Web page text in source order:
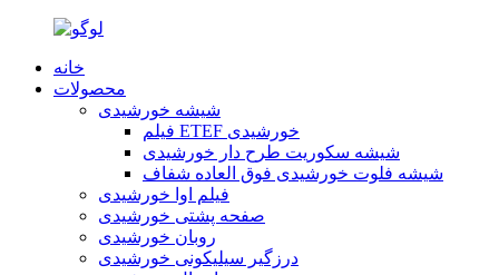
خانه
محصولات
شیشه خورشیدی
فیلم ETEF خورشیدی
شیشه سکوریت طرح دار خورشیدی
شیشه فلوت خورشیدی فوق العاده شفاف
فیلم اوا خورشیدی
صفحه پشتی خورشیدی
روبان خورشیدی
درزگیر سیلیکونی خورشیدی